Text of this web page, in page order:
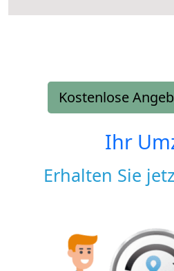
Kostenlose
Ihr
Erhalten Sie